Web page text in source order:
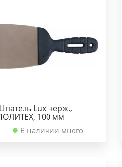
Lux нерж.,
100 мм
В наличии много